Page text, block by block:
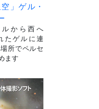
」ゲル・
から西へ
たゲルに連
所でペルセ
ます